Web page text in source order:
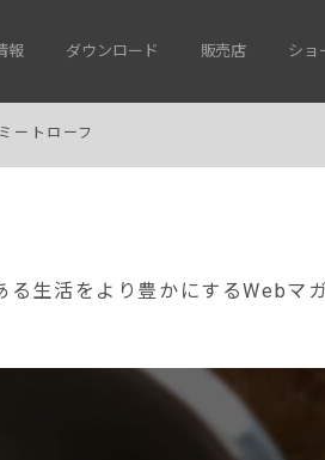
報 ダウンロード 販売店 ショ
ートローフ
る生活をより豊かにするWebマ